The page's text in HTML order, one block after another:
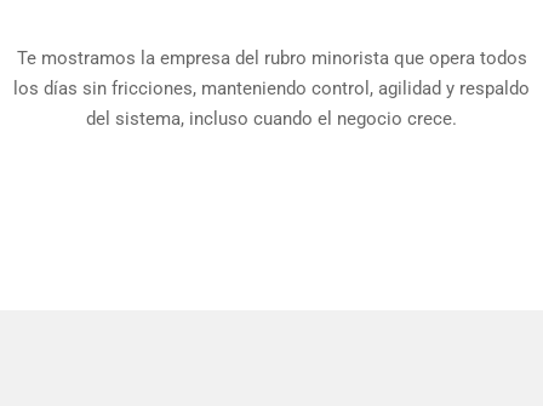
Te mostramos la empresa del rubro minorista que opera todos
los días sin fricciones, manteniendo control, agilidad y respaldo
del sistema, incluso cuando el negocio crece.